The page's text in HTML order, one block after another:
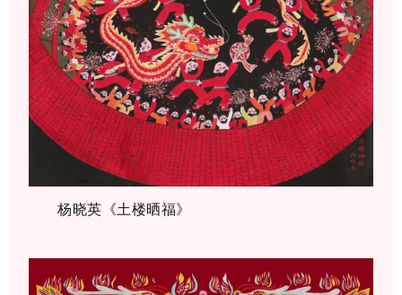
杨晓英《土楼晒福》